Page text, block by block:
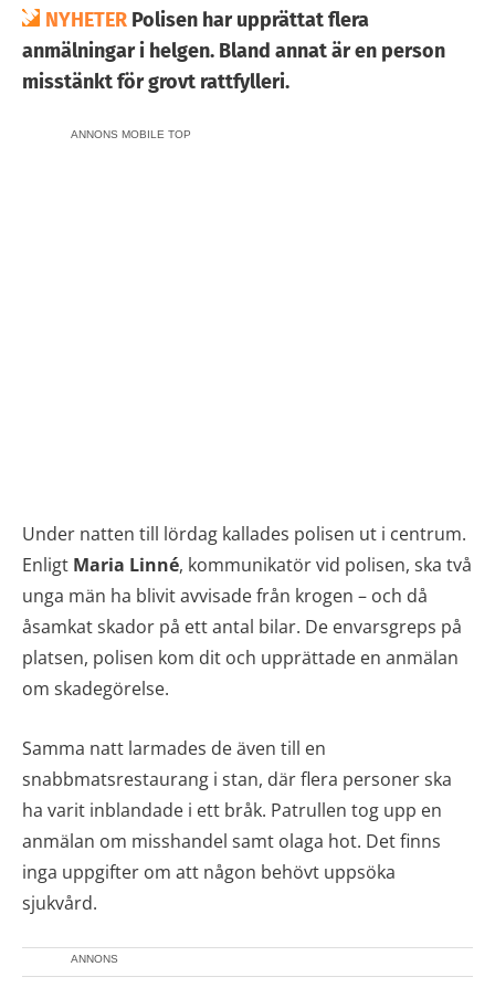
NYHETER Polisen har upprättat flera
anmälningar i helgen. Bland annat är en person
misstänkt för grovt rattfylleri.
ANNONS MOBILE TOP
Under natten till lördag kallades polisen ut i centrum.
Enligt Maria Linné, kommunikatör vid polisen, ska två
unga män ha blivit avvisade från krogen – och då
åsamkat skador på ett antal bilar. De envarsgreps på
platsen, polisen kom dit och upprättade en anmälan
om skadegörelse.
Samma natt larmades de även till en
snabbmatsrestaurang i stan, där flera personer ska
ha varit inblandade i ett bråk. Patrullen tog upp en
anmälan om misshandel samt olaga hot. Det finns
inga uppgifter om att någon behövt uppsöka
sjukvård.
ANNONS